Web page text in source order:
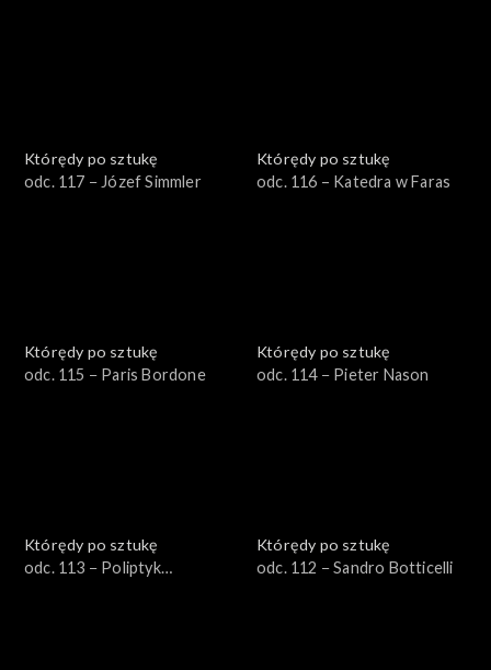
Którędy po sztukę
odc. 117 − Józef Simmler
Którędy po sztukę
odc. 116 – Katedra w Faras
Którędy po sztukę
odc. 115 − Paris Bordone
Którędy po sztukę
odc. 114 − Pieter Nason
Którędy po sztukę
odc. 113 − Poliptyk
Którędy po sztukę
odc. 112 − Sandro Botticelli